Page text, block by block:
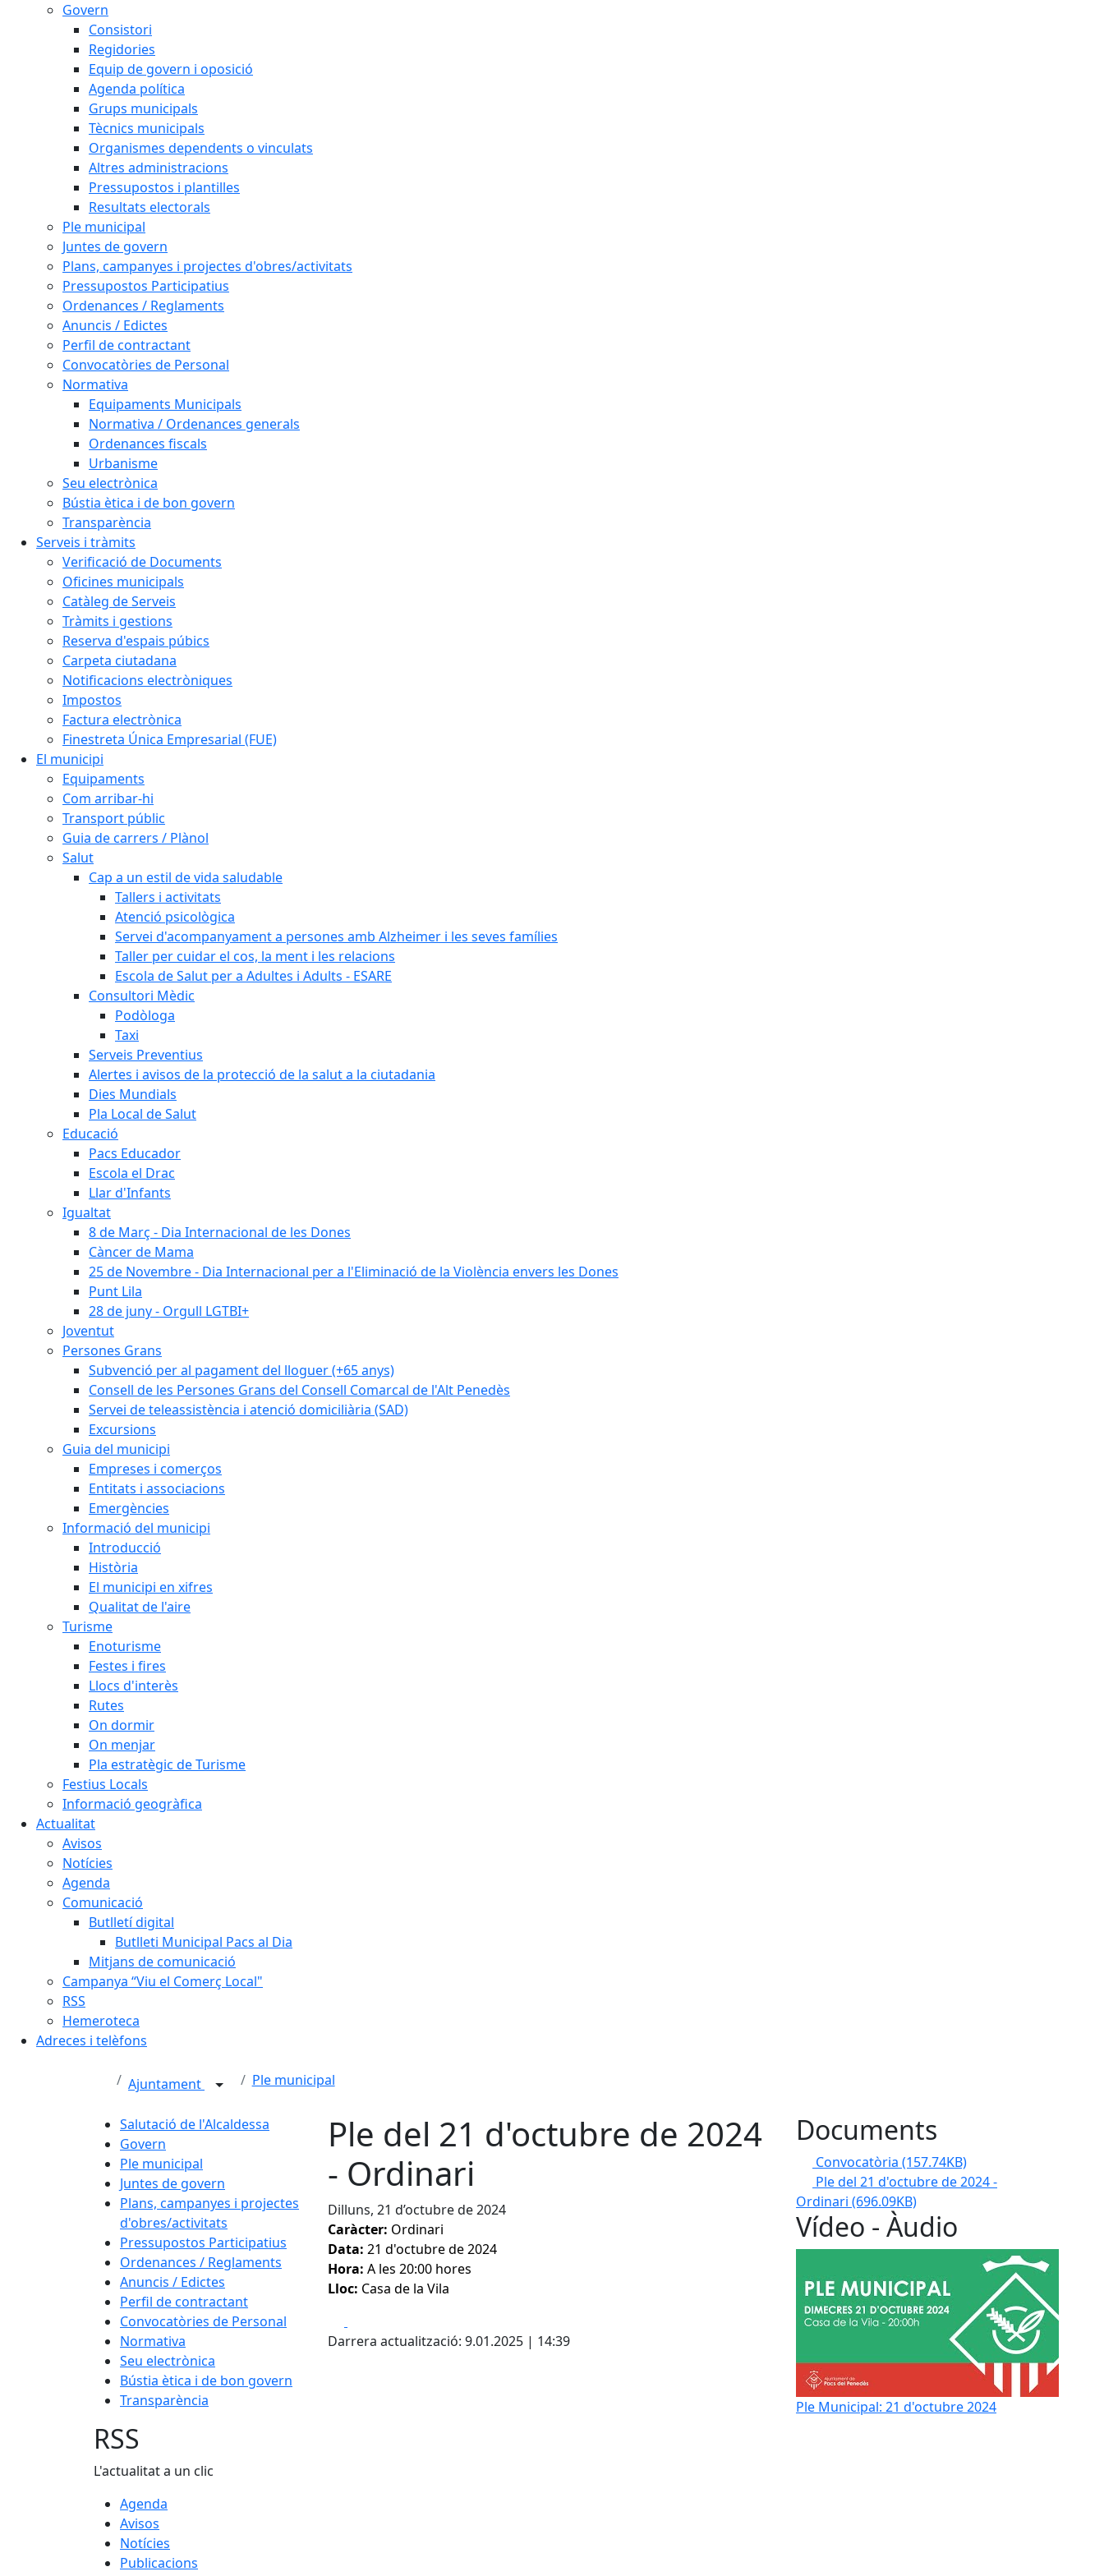
Govern
Consistori
Regidories
Equip de govern i oposició
Agenda política
Grups municipals
Tècnics municipals
Organismes dependents o vinculats
Altres administracions
Pressupostos i plantilles
Resultats electorals
Ple municipal
Juntes de govern
Plans, campanyes i projectes d'obres/activitats
Pressupostos Participatius
Ordenances / Reglaments
Anuncis / Edictes
Perfil de contractant
Convocatòries de Personal
Normativa
Equipaments Municipals
Normativa / Ordenances generals
Ordenances fiscals
Urbanisme
Seu electrònica
Bústia ètica i de bon govern
Transparència
Serveis i tràmits
Verificació de Documents
Oficines municipals
Catàleg de Serveis
Tràmits i gestions
Reserva d'espais púbics
Carpeta ciutadana
Notificacions electròniques
Impostos
Factura electrònica
Finestreta Única Empresarial (FUE)
El municipi
Equipaments
Com arribar-hi
Transport públic
Guia de carrers / Plànol
Salut
Cap a un estil de vida saludable
Tallers i activitats
Atenció psicològica
Servei d'acompanyament a persones amb Alzheimer i les seves famílies
Taller per cuidar el cos, la ment i les relacions
Escola de Salut per a Adultes i Adults - ESARE
Consultori Mèdic
Podòloga
Taxi
Serveis Preventius
Alertes i avisos de la protecció de la salut a la ciutadania
Dies Mundials
Pla Local de Salut
Educació
Pacs Educador
Escola el Drac
Llar d'Infants
Igualtat
8 de Març - Dia Internacional de les Dones
Càncer de Mama
25 de Novembre - Dia Internacional per a l'Eliminació de la Violència envers les Dones
Punt Lila
28 de juny - Orgull LGTBI+
Joventut
Persones Grans
Subvenció per al pagament del lloguer (+65 anys)
Consell de les Persones Grans del Consell Comarcal de l'Alt Penedès
Servei de teleassistència i atenció domiciliària (SAD)
Excursions
Guia del municipi
Empreses i comerços
Entitats i associacions
Emergències
Informació del municipi
Introducció
Història
El municipi en xifres
Qualitat de l'aire
Turisme
Enoturisme
Festes i fires
Llocs d'interès
Rutes
On dormir
On menjar
Pla estratègic de Turisme
Festius Locals
Informació geogràfica
Actualitat
Avisos
Notícies
Agenda
Comunicació
Butlletí digital
Butlleti Municipal Pacs al Dia
Mitjans de comunicació
Campanya “Viu el Comerç Local"
RSS
Hemeroteca
Adreces i telèfons
Ajuntament Ple municipal
Salutació de l'Alcaldessa
Govern
Ple municipal
Juntes de govern
Plans, campanyes i projectes
d'obres/activitats
Pressupostos Participatius
Ordenances / Reglaments
Anuncis / Edictes
Perfil de contractant
Convocatòries de Personal
Normativa
Seu electrònica
Bústia ètica i de bon govern
Transparència
Ple del 21 d'octubre de 2024
- Ordinari
Dilluns, 21 d’octubre de 2024
Caràcter: Ordinari
Data: 21 d'octubre de2024
Hora: A les 20:00 hores
Lloc: Casa de la Vila
Darrera actualització: 9.01.2025 | 14:39
Documents
Convocatòria (157.74KB)
Ple del 21 d'octubre de 2024 -
Ordinari (696.09KB)
Vídeo - Àudio
Ple Municipal: 21 d'octubre 2024
RSS
L'actualitat a un clic
Agenda
Avisos
Notícies
Publicacions